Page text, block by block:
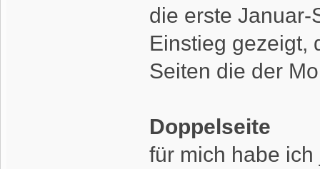
die erste Januar-
Einstieg gezeigt,
Seiten die der
Doppelseite
für mich habe